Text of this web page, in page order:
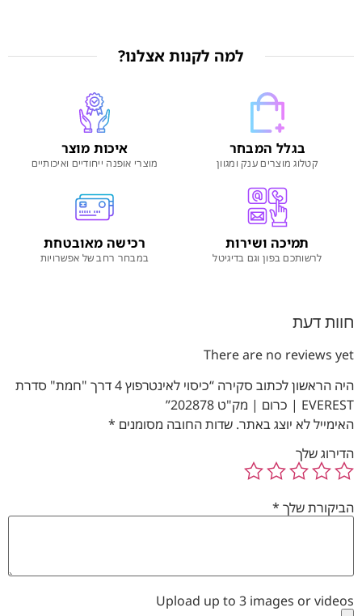
למה לקנות אצלנו?
בגלל המבחר
קטלוג מוצרים ענק ומגוון
איכות מוצר
מוצרי אופנה ייחודיים ואיכותיים
תמיכה ושירות
לרשותכם בפון וגם בדיגיטל
רכישה מאובטחת
במבחר רחב של אפשרויות
חוות דעת
There are no reviews yet
היה הראשון לכתוב סקירה “כיסוי לאינטרפוץ 4 דרך "חמת" סדרת
EVEREST | כרום | מק"ט 202878”
האימייל לא יוצג באתר. שדות החובה מסומנים *
הדירוג שלך
הביקורת שלך *
Upload up to 3 images or videos